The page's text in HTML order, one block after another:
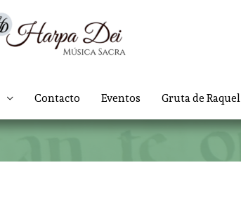
Contacto Eventos Gruta de Raquel